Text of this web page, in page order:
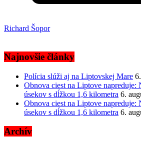
Richard Šopor
Najnovšie články
Polícia slúži aj na Liptovskej Mare
Obnova ciest na Liptove napreduje:
úsekov s dĺžkou 1,6 kilometra 6.
Obnova ciest na Liptove napreduje:
úsekov s dĺžkou 1,6 kilometra 6.
Archív